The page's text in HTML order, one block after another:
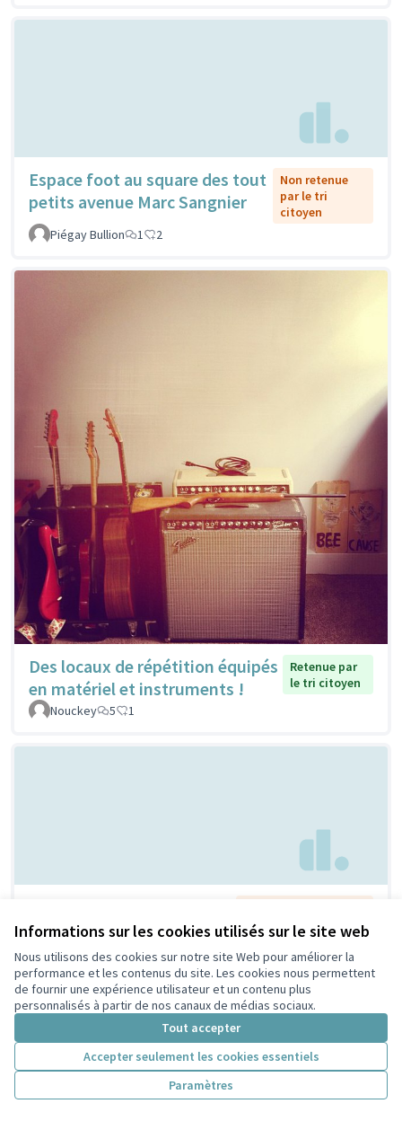
Informations sur les cookies utilisés sur le site web
Nous utilisons des cookies sur notre site Web pour améliorer la
performance et les contenus du site. Les cookies nous permettent
de fournir une expérience utilisateur et un contenu plus
personnalisés à partir de nos canaux de médias sociaux.
Tout accepter
Accepter seulement les cookies essentiels
Paramètres
Espace foot au square des tout
petits avenue Marc Sangnier
Non retenue
par le tri
citoyen
Piégay Bullion
1 2
Des locaux de répétition équipés
en matériel et instruments !
Retenue par
le tri citoyen
Nouckey
5 1
des écoles
citoyen
claudine
0 1